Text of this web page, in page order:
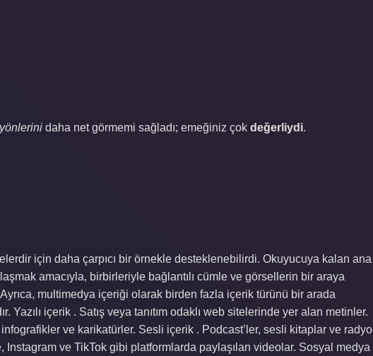
daha net görmemi sağladı; emeğiniz çok değerliydi.
için daha çarpıcı bir örnekle desteklenebilirdi. Okuyucuya kalan ana
amacıyla, birbirleriyle bağlantılı cümle ve görsellerin bir araya
multimedya içeriği olarak birden fazla içerik türünü bir arada
Yazılı içerik . Satış veya tanıtım odaklı web sitelerinde yer alan metinler.
ve karikatürler. Sesli içerik . Podcast’ler, sesli kitaplar ve radyo
Instagram ve TikTok gibi platformlarda paylaşılan videolar. Sosyal medya